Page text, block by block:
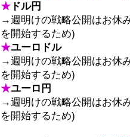
★ ドル円
→週明けの戦略公開はお休
を開始するため)
★ユーロドル
→週明けの戦略公開はお休
を開始するため)
★ユーロ円
→週明けの戦略公開はお休
を開始するため)